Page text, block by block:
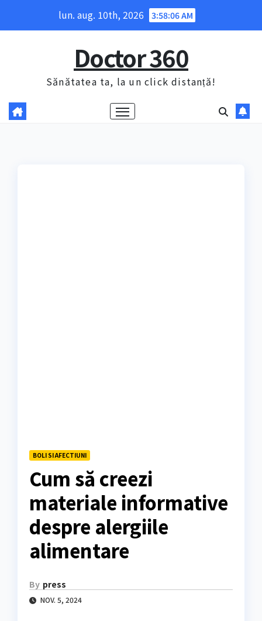
lun. aug. 10th, 2026 3:58:07 AM
Doctor 360
Sănătatea ta, la un click distanță!
BOLI SI AFECTIUNI
Cum să creezi
materiale informative
despre alergiile
alimentare
By press
NOV. 5, 2024